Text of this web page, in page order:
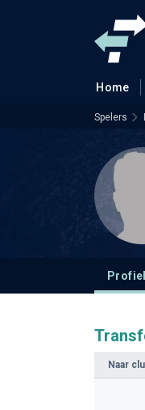
Home
Spelers
Profiel
Naar